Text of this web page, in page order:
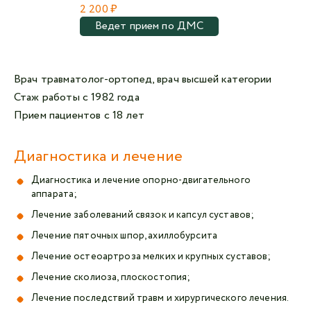
2 200 ₽
Ведет прием по ДМС
Врач травматолог-ортопед, врач высшей категории
Стаж работы с 1982 года
Прием пациентов с 18 лет
Диагностика и лечение
Диагностика и лечение опорно-двигательного
аппарата;
Лечение заболеваний связок и капсул суставов;
Лечение пяточных шпор, ахиллобурсита
Лечение остеоартроза мелких и крупных суставов;
Лечение сколиоза, плоскостопия;
Лечение последствий травм и хирургического лечения.
Отправляя данную форму,
обработку персональных данных СМК «Медгард»